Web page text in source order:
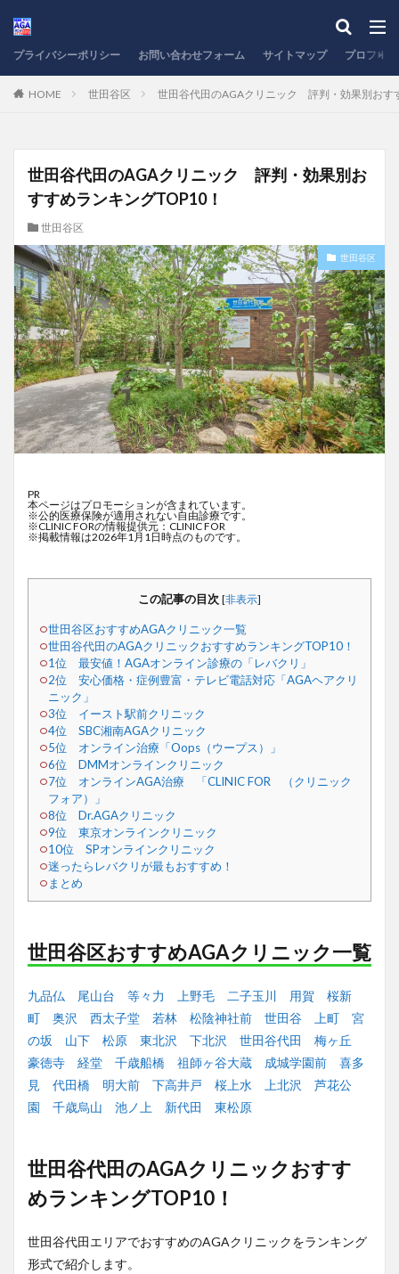
プライバシーポリシー お問い合わせフォーム サイトマップ プロフィ
HOME 世田谷区 世田谷代田のAGAクリニック 評判・効果別おす
世田谷代田のAGAクリニック 評判・効果別お
すすめランキングTOP10！
世田谷区
世田谷区
PR
本ページはプロモーションが含まれています。
※公的医療保険が適用されない自由診療です。
※CLINIC FORの情報提供元：CLINIC FOR
※掲載情報は2026年1月1日時点のものです。
この記事の目次 [非表示]
世田谷区おすすめAGAクリニック一覧
世田谷代田のAGAクリニックおすすめランキングTOP10！
1位 最安値！AGAオンライン診療の「レバクリ」
2位 安心価格・症例豊富・テレビ電話対応「AGAヘアクリ
ニック」
3位 イースト駅前クリニック
4位 SBC湘南AGAクリニック
5位 オンライン治療「Oops（ウープス）」
6位 DMMオンラインクリニック
7位 オンラインAGA治療 「CLINIC FOR （クリニック
フォア）」
8位 Dr.AGAクリニック
9位 東京オンラインクリニック
10位 SPオンラインクリニック
迷ったらレバクリが最もおすすめ！
まとめ
世田谷区おすすめAGAクリニック一覧
九品仏 尾山台 等々力 上野毛 二子玉川 用賀
桜新
町
奥沢 西太子堂 若林 松陰神社前 世田谷 上町
宮
の坂
山下 松原 東北沢 下北沢 世田谷代田
梅ヶ丘
豪徳寺
経堂 千歳船橋 祖師ヶ谷大蔵 成城学園前
喜多
見
代田橋 明大前 下高井戸 桜上水 上北沢
芦花公
園
千歳烏山 池ノ上 新代田 東松原
世田谷代田のAGAクリニックおすす
めランキングTOP10！
世田谷代田エリアでおすすめのAGAクリニックをランキング
形式で紹介します。